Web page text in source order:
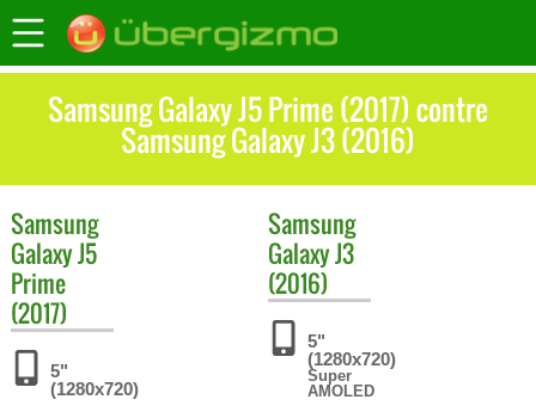
Samsung Galaxy J5 Prime (2017) contre
Samsung Galaxy J3 (2016)
Samsung
Galaxy J5
Prime
(2017)
5"
(1280x720)
Samsung
Galaxy J3
(2016)
5"
(1280x720)
Super
AMOLED